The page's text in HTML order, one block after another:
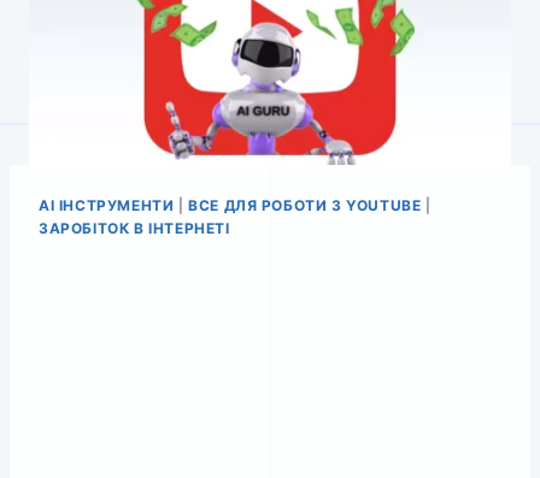
AI ІНСТРУМЕНТИ |ВСЕ ДЛЯ РОБОТИ З YOUTUBE
ЗАРОБІТОК В ІНТЕРНЕТІ